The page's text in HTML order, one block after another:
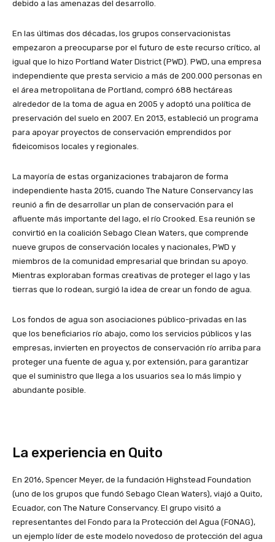
debido a las amenazas del desarrollo.
En las últimas dos décadas, los grupos conservacionistas
empezaron a preocuparse por el futuro de este recurso crítico, al
igual que lo hizo Portland Water District (PWD). PWD, una empresa
independiente que presta servicio a más de 200.000 personas en
el área metropolitana de Portland, compró 688 hectáreas
alrededor de la toma de agua en 2005 y adoptó una política de
preservación del suelo en 2007. En 2013, estableció un programa
para apoyar proyectos de conservación emprendidos por
fideicomisos locales y regionales.
La mayoría de estas organizaciones trabajaron de forma
independiente hasta 2015, cuando The Nature Conservancy las
reunió a fin de desarrollar un plan de conservación para el
afluente más importante del lago, el río Crooked. Esa reunión se
convirtió en la coalición Sebago Clean Waters, que comprende
nueve grupos de conservación locales y nacionales, PWD y
miembros de la comunidad empresarial que brindan su apoyo.
Mientras exploraban formas creativas de proteger el lago y las
tierras que lo rodean, surgió la idea de crear un fondo de agua.
Los fondos de agua son asociaciones público-privadas en las
que los beneficiarios río abajo, como los servicios públicos y las
empresas, invierten en proyectos de conservación río arriba para
proteger una fuente de agua y, por extensión, para garantizar
que el suministro que llega a los usuarios sea lo más limpio y
abundante posible.
La experiencia en Quito
En 2016, Spencer Meyer, de la fundación Highstead Foundation
(uno de los grupos que fundó Sebago Clean Waters), viajó a Quito,
Ecuador, con The Nature Conservancy. El grupo visitó a
representantes del Fondo para la Protección del Agua (FONAG),
un ejemplo líder de este modelo novedoso de protección del agua